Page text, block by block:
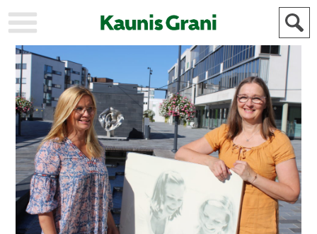
KAUPUNKI
STADEN
AJANKOHTAISTA
AKTUELLT
URHEILU
IDROTT
KULTTUURI
KULTUR
HISTORIA
HISTORIA
YLEINEN
ALLMÄN
MAINOSTAJILLE
FÖR
ANNONSÖRER